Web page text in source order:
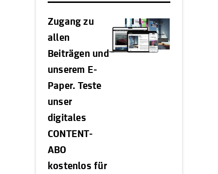
Zugang zu
allen
Beiträgen und
unserem E-
Paper. Teste
unser
digitales
CONTENT-
ABO
kostenlos für